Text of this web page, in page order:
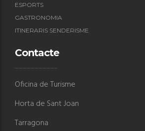
ESPORTS
GASTRONOMIA
ITINERARIS SENDERISME
Contacte
Oficina de Turisme
Horta de Sant Joan
Tarragona